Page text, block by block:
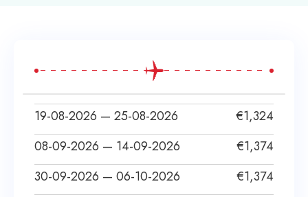
€1,324
19-08-2026 — 25-08-2026
€1,374
08-09-2026 — 14-09-2026
€1,374
30-09-2026 — 06-10-2026